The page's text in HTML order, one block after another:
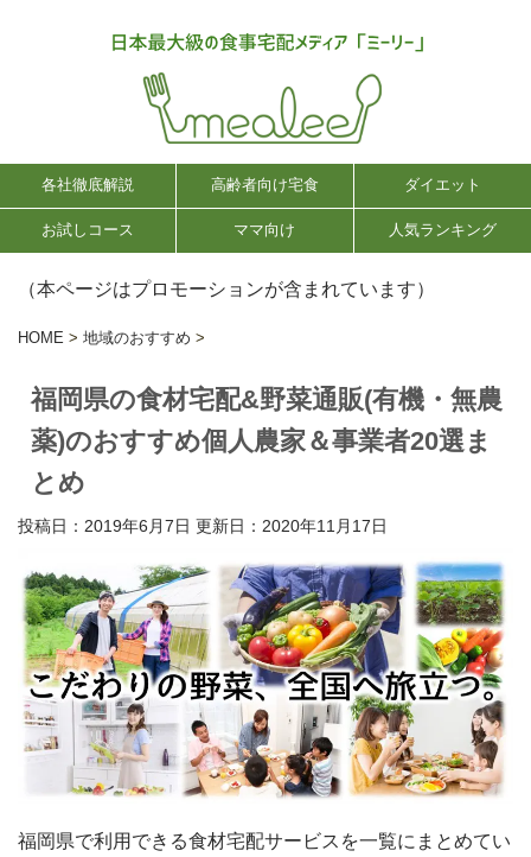
各社徹底解説 高齢者向け宅食 ダイエット
お試しコース ママ向け 人気ランキング
（本ページはプロモーションが含まれています）
HOME > 地域のおすすめ >
福岡県の食材宅配&野菜通販(有機・無農
薬)のおすすめ個人農家＆事業者20選ま
とめ
投稿日：2019年6月7日 更新日： 2020年11月17日
福岡県で利用できる食材宅配サービスを一覧にまとめてい